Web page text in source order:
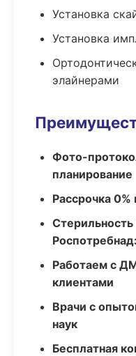
Установка
Установка
элайнерами
Фото-
планирование
Рассрочка
Работаем с
клиентами
Врачи с
наук
Бесплатная